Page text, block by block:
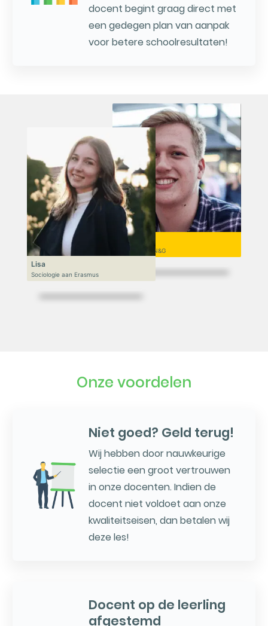
docent begint graag direct met
een gedegen plan van aanpak
voor betere schoolresultaten!
Niek
VWO 6, N&T/N&G
Lisa
Sociologie aan Erasmus
Onze voordelen
Niet goed? Geld terug!
Wij hebben door nauwkeurige
selectie een groot vertrouwen
in onze docenten. Indien de
docent niet voldoet aan onze
kwaliteitseisen, dan betalen wij
deze les!
Docent op de leerling
afgestemd